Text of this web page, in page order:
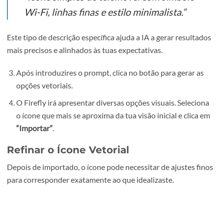
No painel do Firefly, seleciona a opção“Gerar Vetor”
Escreve um comando claro e detalhado em português,
indicando exatamente o tipo de ícone que pretendes
“Ícone simples de telemóvel com símbolo
Wi-Fi, linhas finas e estilo minimalista.”
Este tipo de descrição específica ajuda a IA a gerar
mais precisos e alinhados às tuas expectativas.
Após introduzires o prompt, clica no botão para gerar
opções vetoriais.